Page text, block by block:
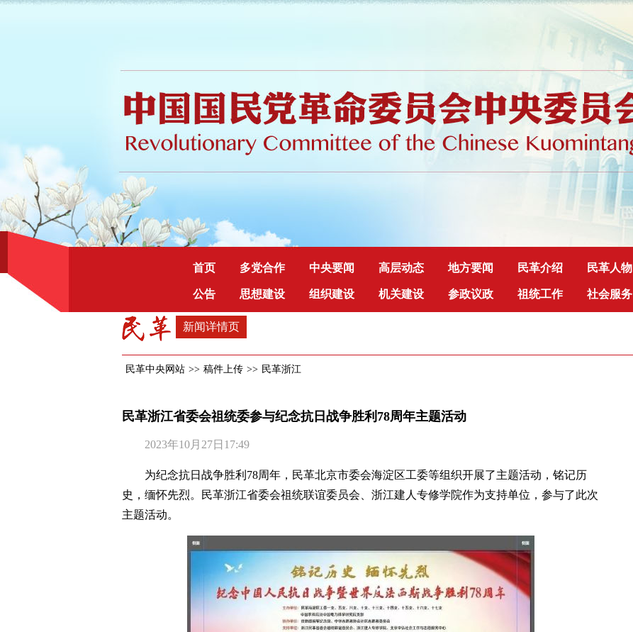
首页 多党合作 中央要闻 高层动态 地方要闻 民革介绍 民革人物
公告 思想建设 组织建设 机关建设 参政议政 祖统工作 社会服务
新闻详情页
民革中央网站 >> 稿件上传 >> 民革浙江
民革浙江省委会祖统委参与纪念抗日战争胜利78周年主题活动
2023年10月27日17:49
为纪念抗日战争胜利78周年，民革北京市委会海淀区工委等组织开展了主题活动，铭记历
史，缅怀先烈。民革浙江省委会祖统联谊委员会、浙江建人专修学院作为支持单位，参与了此次
主题活动。